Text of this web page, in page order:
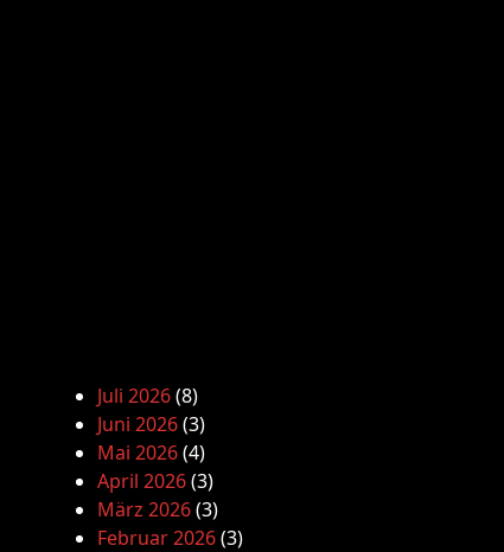
Juli 2026(8)
Juni 2026(3)
Mai 2026(4)
April 2026(3)
März 2026(3)
Februar 2026(3)